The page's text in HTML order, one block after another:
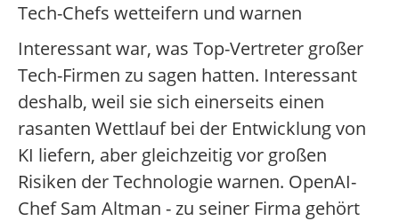
Tech-Chefs wetteifern und warnen
Interessant war, was Top-Vertreter großer
Tech-Firmen zu sagen hatten. Interessant
deshalb, weil sie sich einerseits einen
rasanten Wettlauf bei der Entwicklung von
KI liefern, aber gleichzeitig vor großen
Risiken der Technologie warnen. OpenAI-
Chef Sam Altman - zu seiner Firma gehört